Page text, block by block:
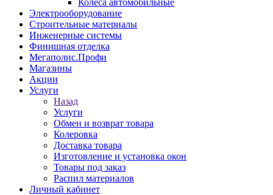
Колеса автомобильные
Электрооборудование
Строительные материалы
Инженерные системы
Финишная отделка
Мегаполис.Профи
Магазины
Акции
Услуги
Назад
Услуги
Обмен и возврат товара
Колеровка
Доставка товара
Изготовление и установка окон
Товары под заказ
Распил материалов
Личный кабинет